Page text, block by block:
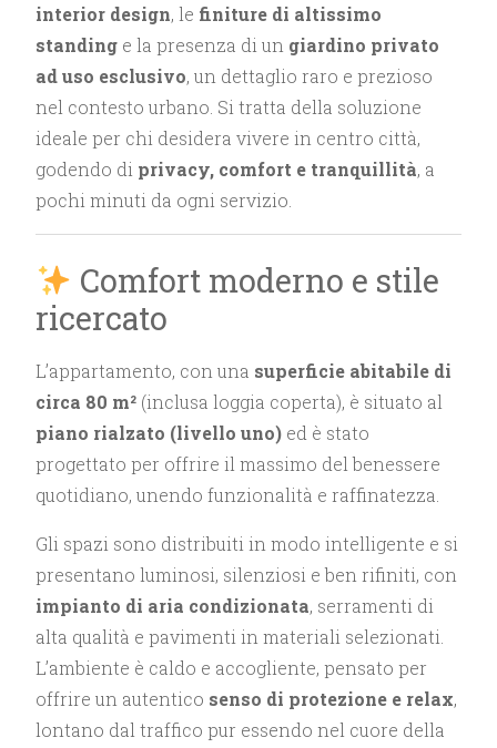
interior design, le finiture di altissimo
standing e la presenza di un giardino privato
ad uso esclusivo, un dettaglio raro e prezioso
nel contesto urbano. Si tratta della soluzione
ideale per chi desidera vivere in centro città,
godendo di privacy, comfort e tranquillità, a
pochi minuti da ogni servizio.
Comfort moderno e stile
ricercato
L’appartamento, con una superficie abitabile di
circa 80 m² (inclusa loggia coperta), è situato al
piano rialzato (livello uno) ed è stato
progettato per offrire il massimo del benessere
quotidiano, unendo funzionalità e raffinatezza.
Gli spazi sono distribuiti in modo intelligente e si
presentano luminosi, silenziosi e ben rifiniti, con
impianto di aria condizionata, serramenti di
alta qualità e pavimenti in materiali selezionati.
L’ambiente è caldo e accogliente, pensato per
offrire un autentico senso di protezione e relax,
lontano dal traffico pur essendo nel cuore della